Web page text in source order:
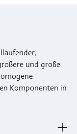
und große
Komponenten in